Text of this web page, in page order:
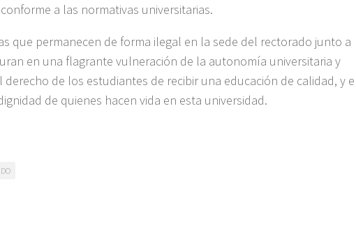
a las normativas universitarias.
que permanecen de forma ilegal en la sede del rectorado junto a
en una flagrante vulneración de la autonomía universitaria y
derecho de los estudiantes de recibir una educación de calidad, y
de quienes hacen vida en esta universidad.